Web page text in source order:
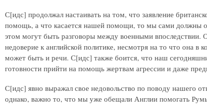
С[идс] продолжал настаивать на том, что заявление
помощь, а что касается нашей помощи, то мы сами должны
этом могут быть разговоры между военными впоследствии.
недоверие к английской политике, несмотря на то что она в
может быть и речи. С[идс] также боится, что наш
готовности прийти на помощь жертвам агрессии и даже
С[идс] явно выражал свое недовольство по поводу нашего
однако, важно то, что мы уже обещали Англии помогать